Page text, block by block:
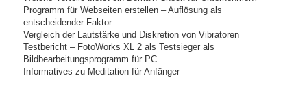
Programm für Webseiten erstellen – Auflösung als
entscheidender Faktor
Vergleich der Lautstärke und Diskretion von Vibratoren
Testbericht – FotoWorks XL 2 als Testsieger als
Bildbearbeitungsprogramm für PC
Informatives zu Meditation für Anfänger